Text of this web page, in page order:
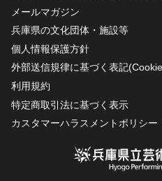
メールマガジン
兵庫県の文化団体・施設等
個人情報保護方針
外部送信規律に基づく表記
利用規約
特定商取引法に基づく表示
カスタマーハラスメントポリシー